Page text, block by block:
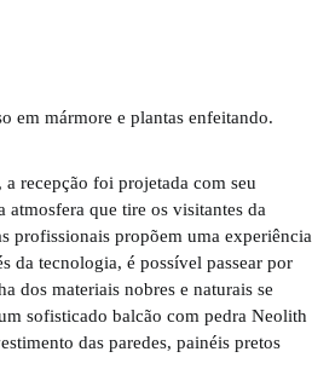
recepção foi projetada com seu
que tire os visitantes da
profissionais propõem uma experiência
da tecnologia, é possível passear por
dos materiais nobres e naturais se
sofisticado balcão com pedra Neolith
das paredes, painéis pretos